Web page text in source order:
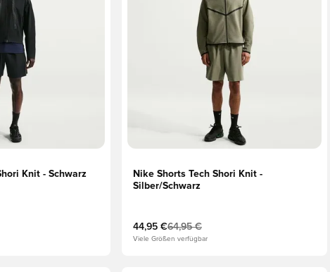
Knit - Schwarz
Nike Shorts Tech Shori Knit -
Silber/Schwarz
44,95 €64,95 €
Viele Größen verfügbar